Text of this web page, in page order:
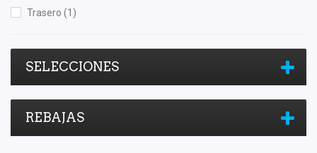
Trasero (1)
SELECCIONES
REBAJAS